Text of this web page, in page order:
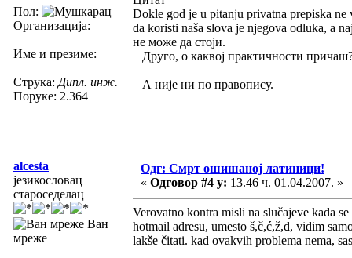
Пол:
Организација:
Име и презиме:
Струка: Дипл. инж.
Поруке: 2.364
Dokle god je u pitanju privatna prepiska
da koristi naša slova je njegova odluka, a
не може да стоји.
Друго, о каквој практичности
А није ни по правопису.
alcesta
језикословац
староседелац
Ван
мреже
Одг: Смрт ошишаној латиници!
« Одговор #4 у: 13.46 ч. 01.04.2007. »
Verovatno kontra misli na slučajeve kada
hotmail adresu, umesto š,č,ć,ž,đ, vidim
lakše čitati. kad ovakvih problema nema,